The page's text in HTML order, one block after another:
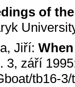
of
Jiří:
3, září
tb16-